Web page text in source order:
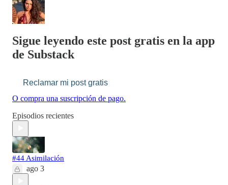
Sigue leyendo este post gratis en la app
de Substack
Reclamar mi post gratis
O compra una suscripción de pago.
Episodios recientes
#44 Asimilación
ago 3